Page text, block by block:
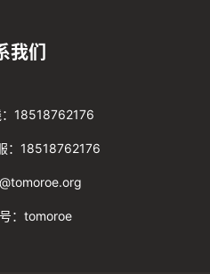
我们
18518762176
：18518762176
：tomoroe